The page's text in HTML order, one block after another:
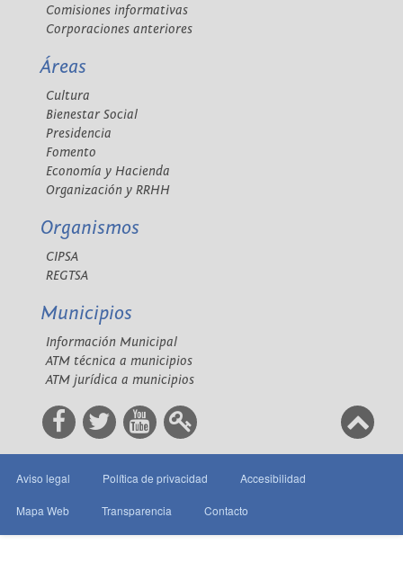
Comisiones informativas
Corporaciones anteriores
Áreas
Cultura
Bienestar Social
Presidencia
Fomento
Economía y Hacienda
Organización y RRHH
Organismos
CIPSA
REGTSA
Municipios
Información Municipal
ATM técnica a municipios
ATM jurídica a municipios
Aviso legal Política de privacidad Accesibilidad
Mapa Web Transparencia Contacto